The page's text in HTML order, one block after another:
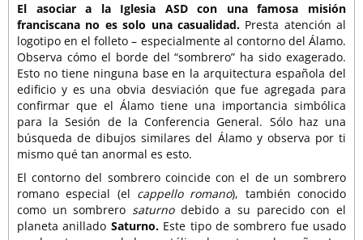
El asociar a la Iglesia ASD con una famosa misión
franciscana no es solo una casualidad.Presta atención al
logotipo en el folleto – especialmente al contorno del Álamo.
Observa cómo el borde del “sombrero” ha sido exagerado.
Esto no tiene ninguna base en la arquitectura española del
edificio y es una obvia desviación que fue agregada para
confirmar que el Álamo tiene una importancia simbólica
para la Sesión de la Conferencia General. Sólo haz una
búsqueda de dibujos similares del Álamo y observa por ti
mismo qué tan anormal es esto.
El contorno del sombrero coincide con el de un sombrero
romano especial (el cappello romano), también conocido
como un sombrero saturnodebido a su parecido con el
planeta anillado Saturno.Este tipo de sombrero fue usado